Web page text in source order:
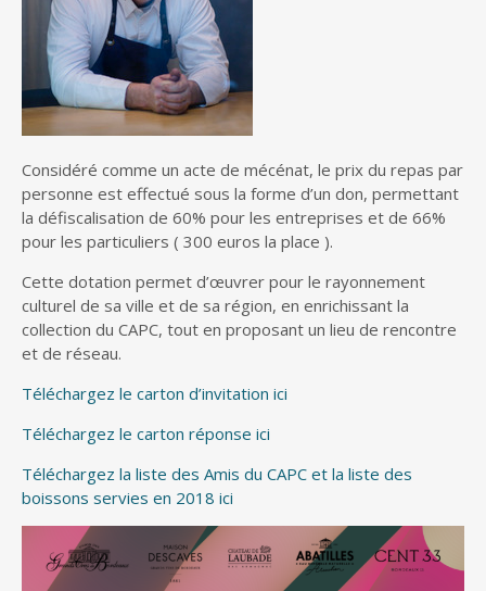
Considéré comme un acte de mécénat, le prix du repas par
personne est effectué sous la forme d’un don, permettant
la défiscalisation de 60% pour les entreprises et de 66%
pour les particuliers ( 300 euros la place ).
Cette dotation permet d’œuvrer pour le rayonnement
culturel de sa ville et de sa région, en enrichissant la
collection du CAPC, tout en proposant un lieu de rencontre
et de réseau.
Téléchargez le carton d’invitation ici
Téléchargez le carton réponse ici
Téléchargez la liste des Amis du CAPC et la liste des
boissons servies en 2018 ici